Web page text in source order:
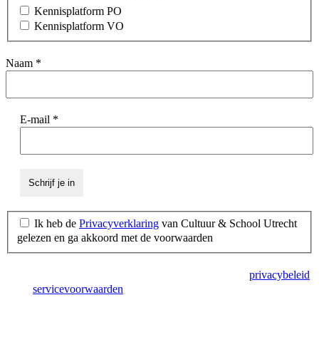
Kennisplatform PO
Kennisplatform VO
Naam *
E-mail *
Ik heb de Privacyverklaring van Cultuur & School Utrecht
gelezen en ga akkoord met de voorwaarden
privacybeleid
servicevoorwaarden